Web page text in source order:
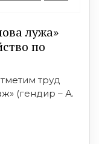
лужа»
по
труд
(гендир – А.